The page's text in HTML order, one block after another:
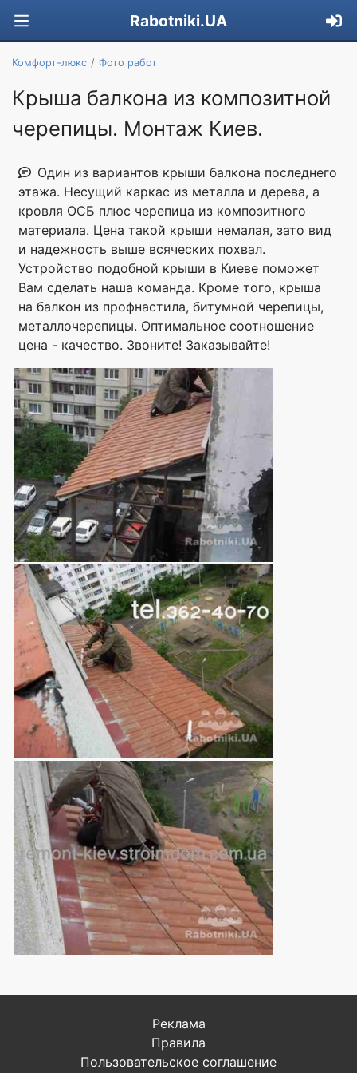
Rabotniki.UA
Комфорт-люкс Фото работ
Крыша балкона из композитной
черепицы. Монтаж Киев.
Один из вариантов крыши балкона последнего
этажа. Несущий каркас из металла и дерева, а
кровля ОСБ плюс черепица из композитного
материала. Цена такой крыши немалая, зато вид
и надежность выше всяческих похвал.
Устройство подобной крыши в Киеве поможет
Вам сделать наша команда. Кроме того, крыша
на балкон из профнастила, битумной черепицы,
металлочерепицы. Оптимальное соотношение
цена - качество. Звоните! Заказывайте!
Реклама
Правила
Пользовательское соглашение